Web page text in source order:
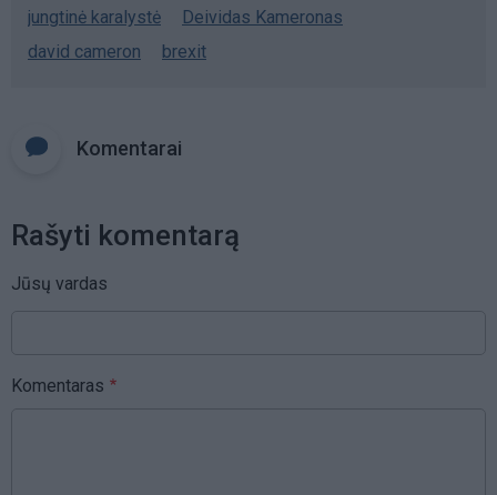
jungtinė karalystė
Deividas Kameronas
david cameron
brexit
Komentarai
Rašyti komentarą
Jūsų vardas
Komentaras